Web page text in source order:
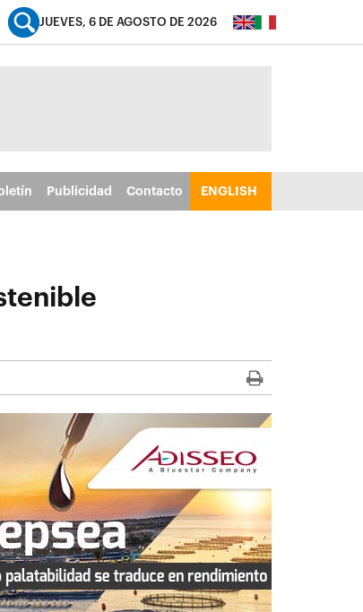
JUEVES, 6 DE AGOSTO DE 2026
Publicidad Contacto ENGLISH